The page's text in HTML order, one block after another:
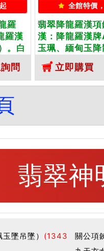
羅
羅漢
。白
。客
墜玉
問
全館特價
翡翠降龍羅漢
漢：降龍羅漢
玉珮、緬甸玉
綠加淡黃色糯
AB027。客製
羅漢吊墜玉珮
立即購買
翡翠神
墜吊墜） (1343
關公項